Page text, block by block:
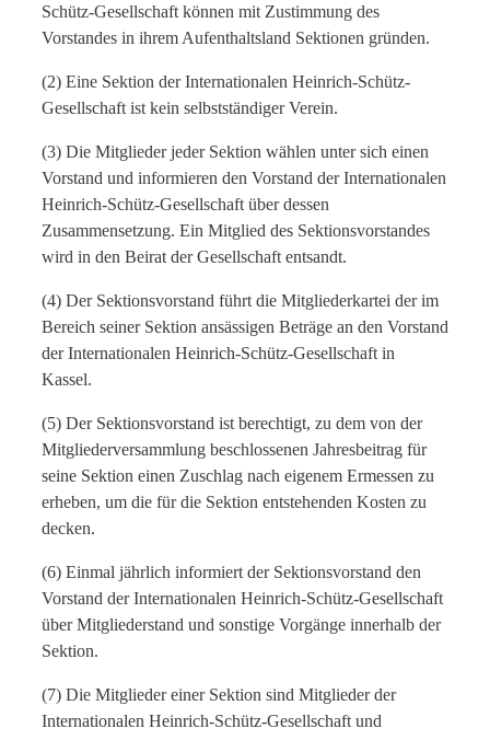
Schütz-Gesellschaft können mit Zustimmung des
Vorstandes in ihrem Aufenthaltsland Sektionen gründen.
(2) Eine Sektion der Internationalen Heinrich-Schütz-
Gesellschaft ist kein selbstständiger Verein.
(3) Die Mitglieder jeder Sektion wählen unter sich einen
Vorstand und informieren den Vorstand der Internationalen
Heinrich-Schütz-Gesellschaft über dessen
Zusammensetzung. Ein Mitglied des Sektionsvorstandes
wird in den Beirat der Gesellschaft entsandt.
(4) Der Sektionsvorstand führt die Mitgliederkartei der im
Bereich seiner Sektion ansässigen Beträge an den Vorstand
der Internationalen Heinrich-Schütz-Gesellschaft in
Kassel.
(5) Der Sektionsvorstand ist berechtigt, zu dem von der
Mitgliederversammlung beschlossenen Jahresbeitrag für
seine Sektion einen Zuschlag nach eigenem Ermessen zu
erheben, um die für die Sektion entstehenden Kosten zu
decken.
(6) Einmal jährlich informiert der Sektionsvorstand den
Vorstand der Internationalen Heinrich-Schütz-Gesellschaft
über Mitgliederstand und sonstige Vorgänge innerhalb der
Sektion.
(7) Die Mitglieder einer Sektion sind Mitglieder der
Internationalen Heinrich-Schütz-Gesellschaft und